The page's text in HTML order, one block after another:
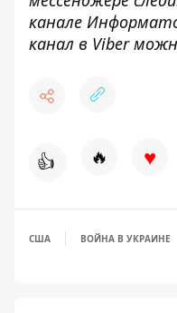
канале
канал в Viber
👍 🔥 ♥
США ВОЙНА В УКРАИНЕ